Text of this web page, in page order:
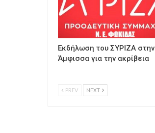
Εκδήλωση του ΣΥΡΙΖΑ στην
Άμφισσα για την ακρίβεια
PREV NEXT